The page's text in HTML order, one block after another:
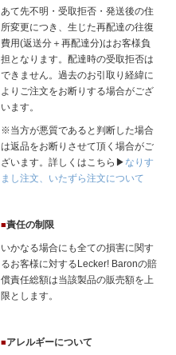
あて先不明・受取拒否・発送後の住
所変更につき、生じた再配達の往復
費用(返送分＋再配達分)はお客様負
担となります。配達時の受取拒否は
できません。過去のお引取り経緯に
よりご注文をお断りする場合がござ
います。
※当方が悪質であると判断した場合
は返品をお断りさせて頂く場合がご
ざいます。詳しくはこちら▶ なりす
まし注文、いたずら注文について
■責任の制限
いかなる場合にも全ての損害に関す
るお客様に対するLecker! Baronの賠
償責任総額は当該製品の販売額を上
限とします。
■アレルギーについて